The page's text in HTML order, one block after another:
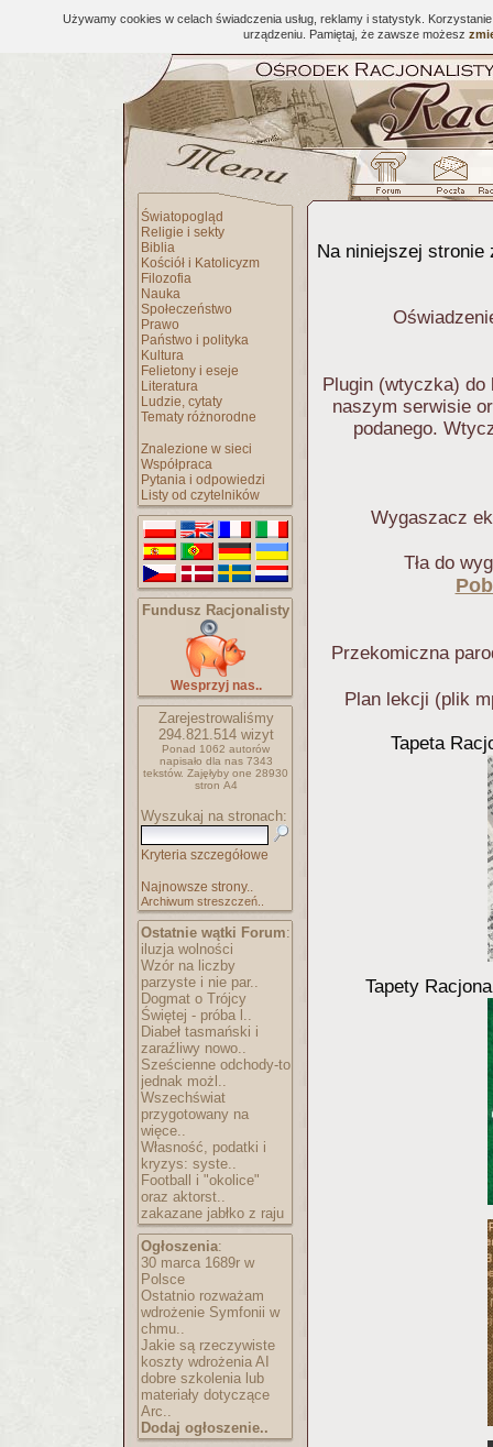
Używamy cookies w celach świadczenia usług, reklamy i statystyk.
urządzeniu. Pamiętaj, że zawsze możesz
Światopogląd
Religie i sekty
Biblia
Kościół i Katolicyzm
Filozofia
Nauka
Społeczeństwo
Prawo
Państwo i polityka
Kultura
Felietony i eseje
Literatura
Ludzie, cytaty
Tematy różnorodne
Znalezione w sieci
Współpraca
Pytania i odpowiedzi
Listy od czytelników
Fundusz Racjonalisty
Wesprzyj nas..
Zarejestrowaliśmy
294.821.514wizyt
Ponad 1062 autorów
napisało dla nas 7343
tekstów. Zajęłyby one 28930
stron A4
Wyszukaj na stronach:
Kryteria szczegółowe
Najnowsze strony..
Archiwum streszczeń..
Ostatnie wątki Forum:
iluzja wolności
Wzór na liczby
parzyste i nie par..
Dogmat o Trójcy
Świętej - próba l..
Diabeł tasmański i
zaraźliwy nowo..
Sześcienne odchody-to
jednak możl..
Wszechświat
przygotowany na
więce..
Własność, podatki i
kryzys: syste..
Football i "okolice"
oraz aktorst..
zakazane jabłko z raju
Ogłoszenia:
30 marca 1689r w
Polsce
Ostatnio rozważam
wdrożenie Symfonii w
chmu..
Jakie są rzeczywiste
koszty wdrożenia AI
dobre szkolenia lub
materiały dotyczące
Arc..
Dodaj ogłoszenie..
Na niniejszej stronie
Plugin (wtyczka) do
naszym serwisie
podanego.
Wygaszacz
Tła do
Przekomiczna
Plan lekcji (plik
Tapeta
Tapety